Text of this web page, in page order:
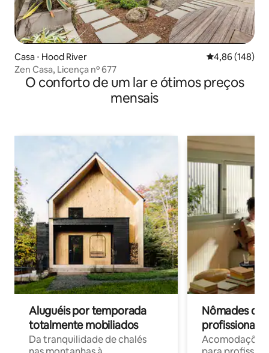
Casa ⋅ Hood River 4,86 de uma
4,86 (148)
Zen Casa, Licença nº 677
O conforto de um lar e ótimos preços
mensais
Aluguéis por temporada
totalmente mobiliados
Da tranquilidade de chalés
Nômades
profissionais